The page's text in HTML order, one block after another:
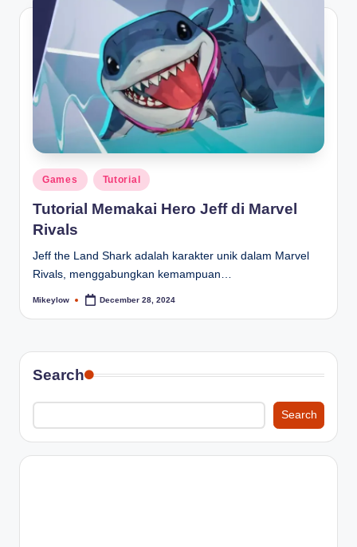
Posted
in
Games Tutorial
Tutorial Memakai Hero Jeff di Marvel
Rivals
Jeff the Land Shark adalah karakter unik dalam Marvel
Rivals, menggabungkan kemampuan…
Posted
Mikeylow December 28, 2024
Search
Search